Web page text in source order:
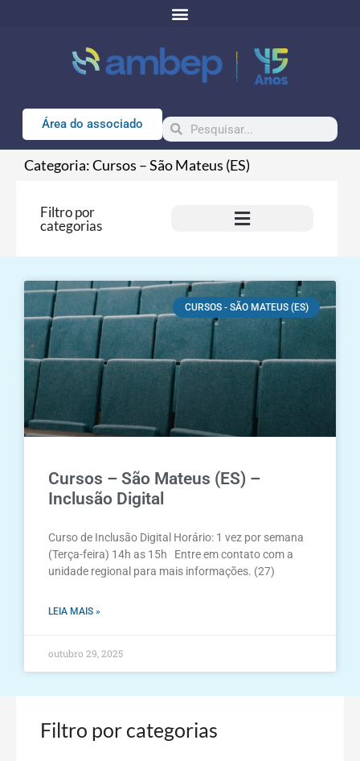
Área do associado
Categoria: Cursos – São Mateus (ES)
Filtro por
categorias
CURSOS - SÃO MATEUS (ES)
Cursos – São Mateus (ES) –
Inclusão Digital
Curso de Inclusão Digital Horário: 1 vez por semana
(Terça-feira) 14h as 15h Entre em contato com a
unidade regional para mais informações. (27)
LEIA MAIS »
outubro 29, 2025
Filtro por categorias